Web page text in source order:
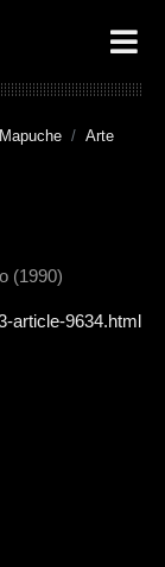
Mapuche
Arte
(1990)
article-9634.html